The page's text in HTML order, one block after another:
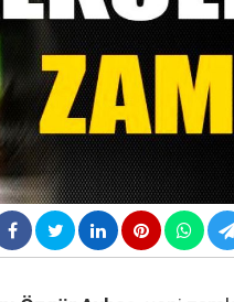
neler yer alacak?
Özel ve Veli
tutuklandı...
sert çıkış!